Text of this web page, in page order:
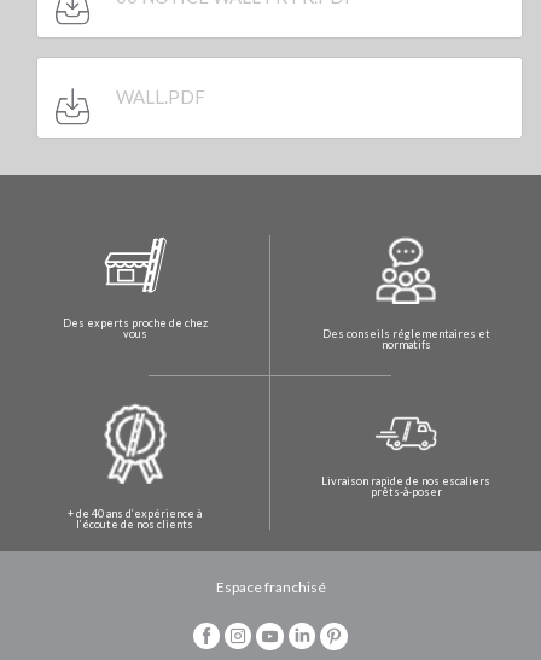
WALL.PDF
Des experts proche de chez
vous
Des conseils réglementaires et
normatifs
+ de 40 ans d’expérience à
l’écoute de nos clients
Livraison rapide de nos escaliers
prêts-à-poser
Espace franchisé